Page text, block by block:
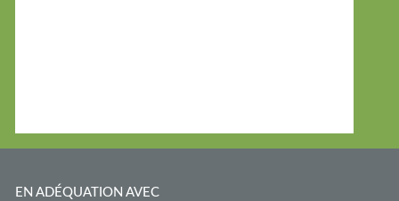
EN ADÉQUATION AVEC